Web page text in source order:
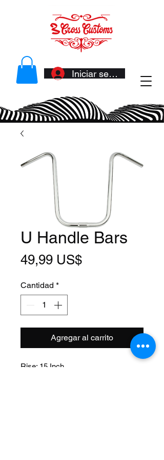
Iniciar sesión
U Handle Bars
49,99 US$Precio
Cantidad *
Agregar al carrito
Rise: 15 Inch